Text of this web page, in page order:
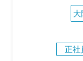
正社